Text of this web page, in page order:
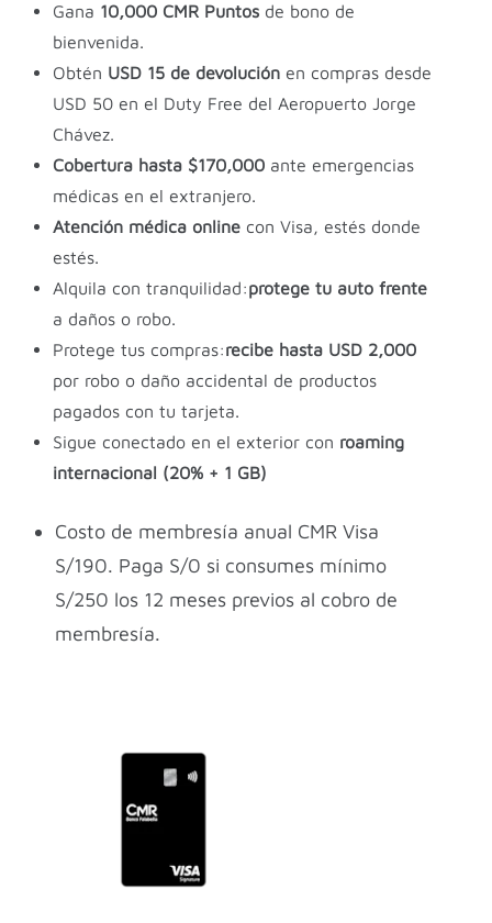
Gana 10,000 CMR Puntos de bono de
bienvenida.
Obtén USD 15 de devolución en compras desde
USD 50 en el Duty Free del Aeropuerto Jorge
Chávez.
Cobertura hasta $170,000 ante emergencias
médicas en el extranjero.
Atención médica online con Visa, estés donde
estés.
Alquila con tranquilidad:protege tu auto frente
a daños o robo.
Protege tus compras:recibe hasta USD 2,000
por robo o daño accidental de productos
pagados con tu tarjeta.
Sigue conectado en el exterior con roaming
internacional (20% + 1 GB)
Costo de membresía anual CMR Visa
S/190. Paga S/0 si consumes mínimo
S/250 los 12 meses previos al cobro de
membresía.